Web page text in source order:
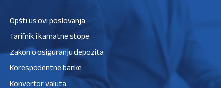
Opšti uslovi poslovanja
Tarifnik i kamatne stope
Zakon o osiguranju depozita
Korespodentne banke
Konvertor valuta